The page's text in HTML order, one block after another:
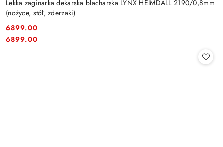
Lekka zaginarka dekarska blacharska LYNX HEIMDALL 2190/0,8mm
(nożyce, stół, zderzaki)
Cena:
6899.00
Cena:
6899.00